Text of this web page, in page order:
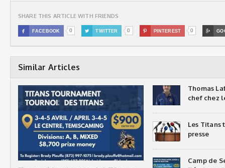
SHARE THIS ARTICLE WITH FRIENDS
 FACEBOOK 0  TWITTER 0  PINTEREST 0 
Similar Articles
Thomas
chef chez
Les Titans
presse
Camp de